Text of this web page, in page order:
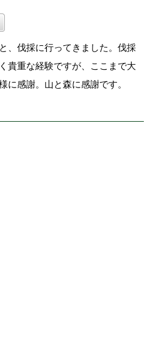
、伐採に行ってきました。伐採
貴重な経験ですが、ここまで大
に感謝。山と森に感謝です。